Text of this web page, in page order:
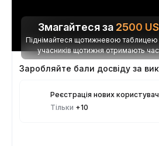
Змагайтеся за 2500
Піднімайтеся щотижневою таблицею
учасників щотижня отримають
Заробляйте бали досвіду за
Реєстрація нових
Тільки +10